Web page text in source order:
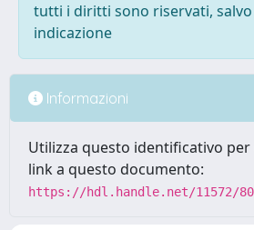
tutti i diritti sono riservati, salvo
indicazione
Informazioni
Utilizza questo identificativo
link a questo documento:
https://hdl.handle.net/11572/